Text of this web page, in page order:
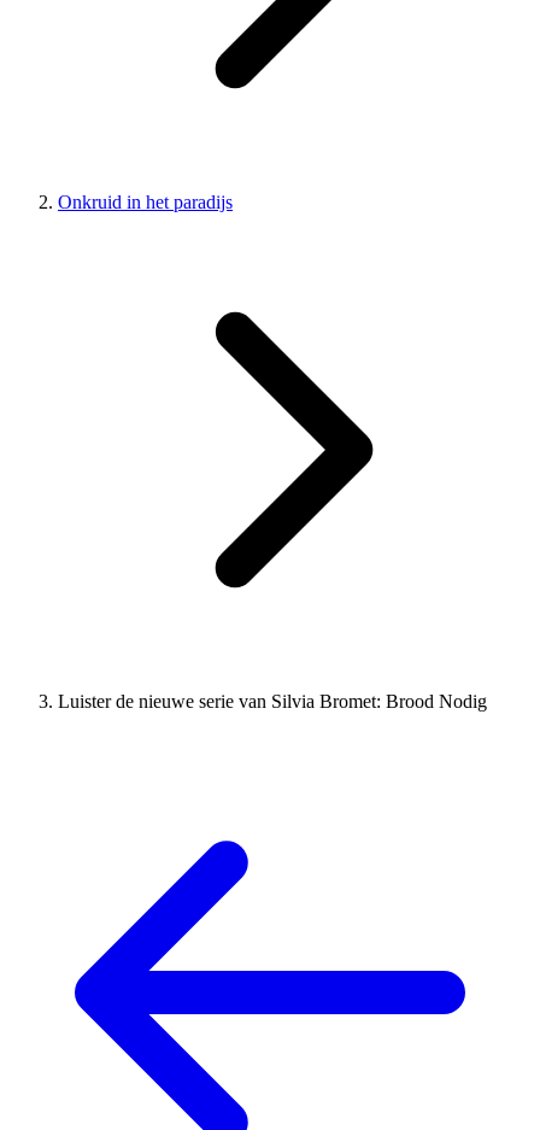
Onkruid in het paradijs
Luister de nieuwe serie van Silvia Bromet: Brood Nodig